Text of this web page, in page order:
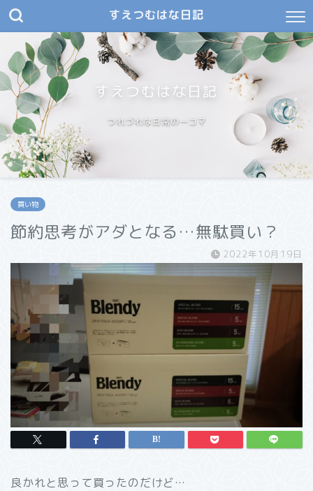
すえつむはな日記
すえつむはな日記
つれづれな日常の一コマ
買い物
節約思考がアダとなる…無駄買い？
2022年10月19日
良かれと思って買ったのだけど…